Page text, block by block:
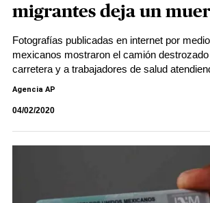
migrantes deja un
Fotografías publicadas en internet por
mexicanos mostraron el camión
carretera y a trabajadores de salud
Agencia AP
04/02/2020